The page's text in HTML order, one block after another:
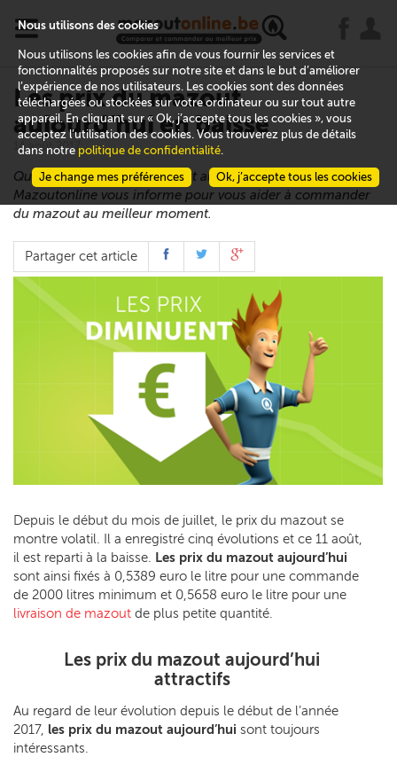
x
Les prix du mazout
aujourd’hui en baisse
14 août 2017
Quels sont les prix du mazout aujourd’hui en Belgique ?
Mazoutonline vous informe pour vous aider à commander
du mazout au meilleur moment.
Partager cet article
Depuis le début du mois de juillet, le prix du mazout se
montre volatil. Il a enregistré cinq évolutions et ce 11 août,
il est reparti à la baisse. Les prix du mazout aujourd’hui
sont ainsi fixés à 0,5389 euro le litre pour une commande
de 2000 litres minimum et 0,5658 euro le litre pour une
livraison de mazout de plus petite quantité.
Les prix du mazout aujourd’hui
attractifs
Au regard de leur évolution depuis le début de l’année
2017, les prix du mazout aujourd’hui sont toujours
intéressants.
Nous utilisons des cookies
Nous utilisons les cookies afin de vous fournir les services et
fonctionnalités proposés sur notre site et dans le but d’améliorer
l’expérience de nos utilisateurs. Les cookies sont des données
téléchargées ou stockées sur votre ordinateur ou sur tout autre
appareil. En cliquant sur « Ok, j’accepte tous les cookies », vous
acceptez l’utilisation des cookies. Vous trouverez plus de détails
dans notre politique de confidentialité.
Ok, j’accepte tous les cookies
Je change mes préférences